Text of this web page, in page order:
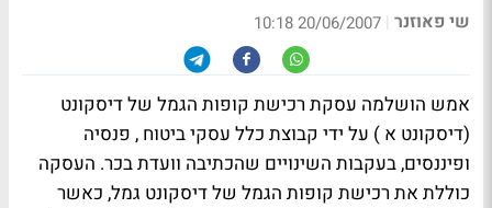
שי פאוזנר |
20/06/2007 10:18
אמש הושלמה עסקת רכישת קופות הגמל של דיסקונט
(דיסקונט א ) על ידי קבוצת כלל עסקי ביטוח , פנסיה
ופיננסים, בעקבות השינויים שהכתיבה וועדת בכר. העסקה
כוללת את רכישת קופות הגמל של דיסקונט גמל, כאשר